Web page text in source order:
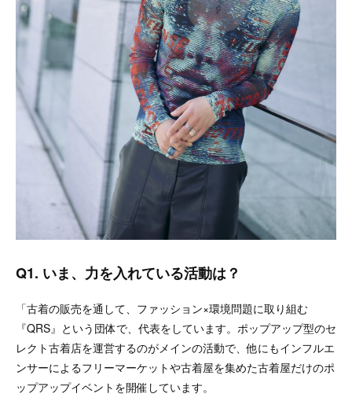
Q1. いま、力を入れている活動は？
「古着の販売を通して、ファッション×環境問題に取り組む
『QRS』という団体で、代表をしています。ポップアップ型のセ
レクト古着店を運営するのがメインの活動で、他にもインフルエ
ンサーによるフリーマーケットや古着屋を集めた古着屋だけのポ
ップアップイベントを開催しています。